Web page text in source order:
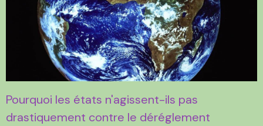
Pourquoi les états n'agissent-ils pas
drastiquement contre le déréglement